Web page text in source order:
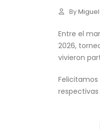
By
Entre el
2026,
vivieron